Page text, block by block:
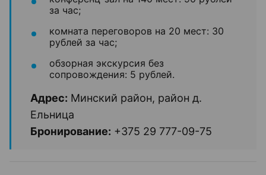
за час;
комната переговоров на 20 мест: 30
рублей за час;
обзорная экскурсия без
сопровождения: 5 рублей.
Адрес: Минский район, район д.
Ельница
Бронирование: +375 29 777-09-75